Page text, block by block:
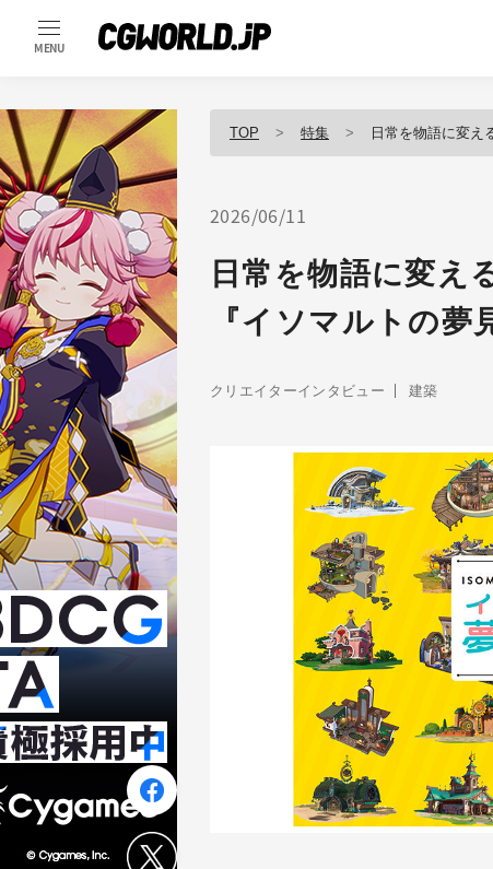
MENU
TOP 特集 日常を物語に変える
2026/06/11
日常を物語に変え
『イソマルトの
クリエイターインタビュー 建築